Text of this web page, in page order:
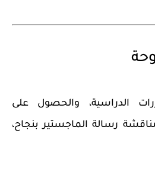
الدراسية، والحصول على
رسالة الماجستير بنجاح،